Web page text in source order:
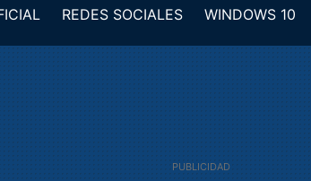
REDES SOCIALES WINDOWS 10